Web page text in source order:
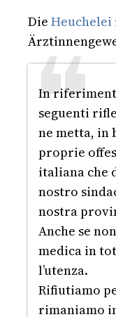
Die Heuchelei
In
seguenti
ne metta, in
proprie
italiana che
nostro
nostra
Anche se
medica in
l’utenza.
Rifiutiamo
rimaniamo